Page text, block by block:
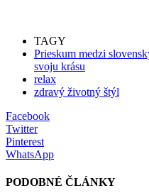
TAGY
Prieskum medzi
svoju krásu
relax
zdravý životný štýl
Facebook
Twitter
Pinterest
WhatsApp
PODOBNÉ ČLÁNKY